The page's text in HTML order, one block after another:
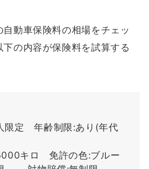
自動車保険料の相場をチェッ
の内容が保険料を試算する
限定 年齢制限:あり(年代
キロ 免許の色:ブルー